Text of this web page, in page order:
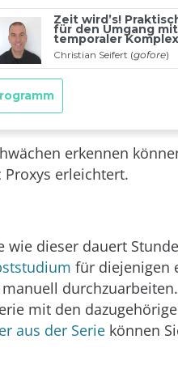
erkennen
erleichtert.
wie dieser dauert
für diejenigen
mit den
aus der Serie können